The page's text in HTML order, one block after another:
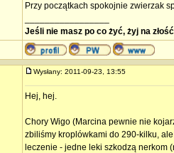
Przy początkach spokojnie zwierzak
Jeśli nie masz po co żyć, żyj na
Wysłany: 2011-09-23, 13:55
Hej, hej.
Chory Wigo (Marcina pewnie nie
zbiliśmy kroplówkami do 290-kilku,
leczenie - jedne leki szkodzą nerkom